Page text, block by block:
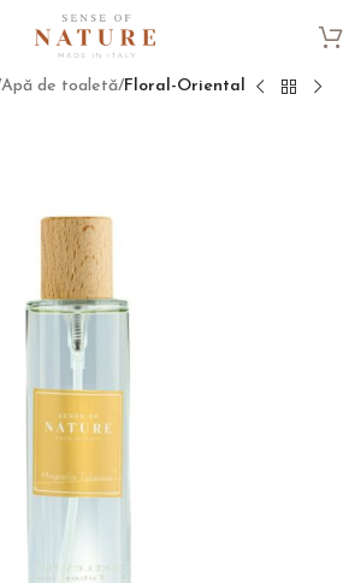
Apă de toaletă Floral-Oriental